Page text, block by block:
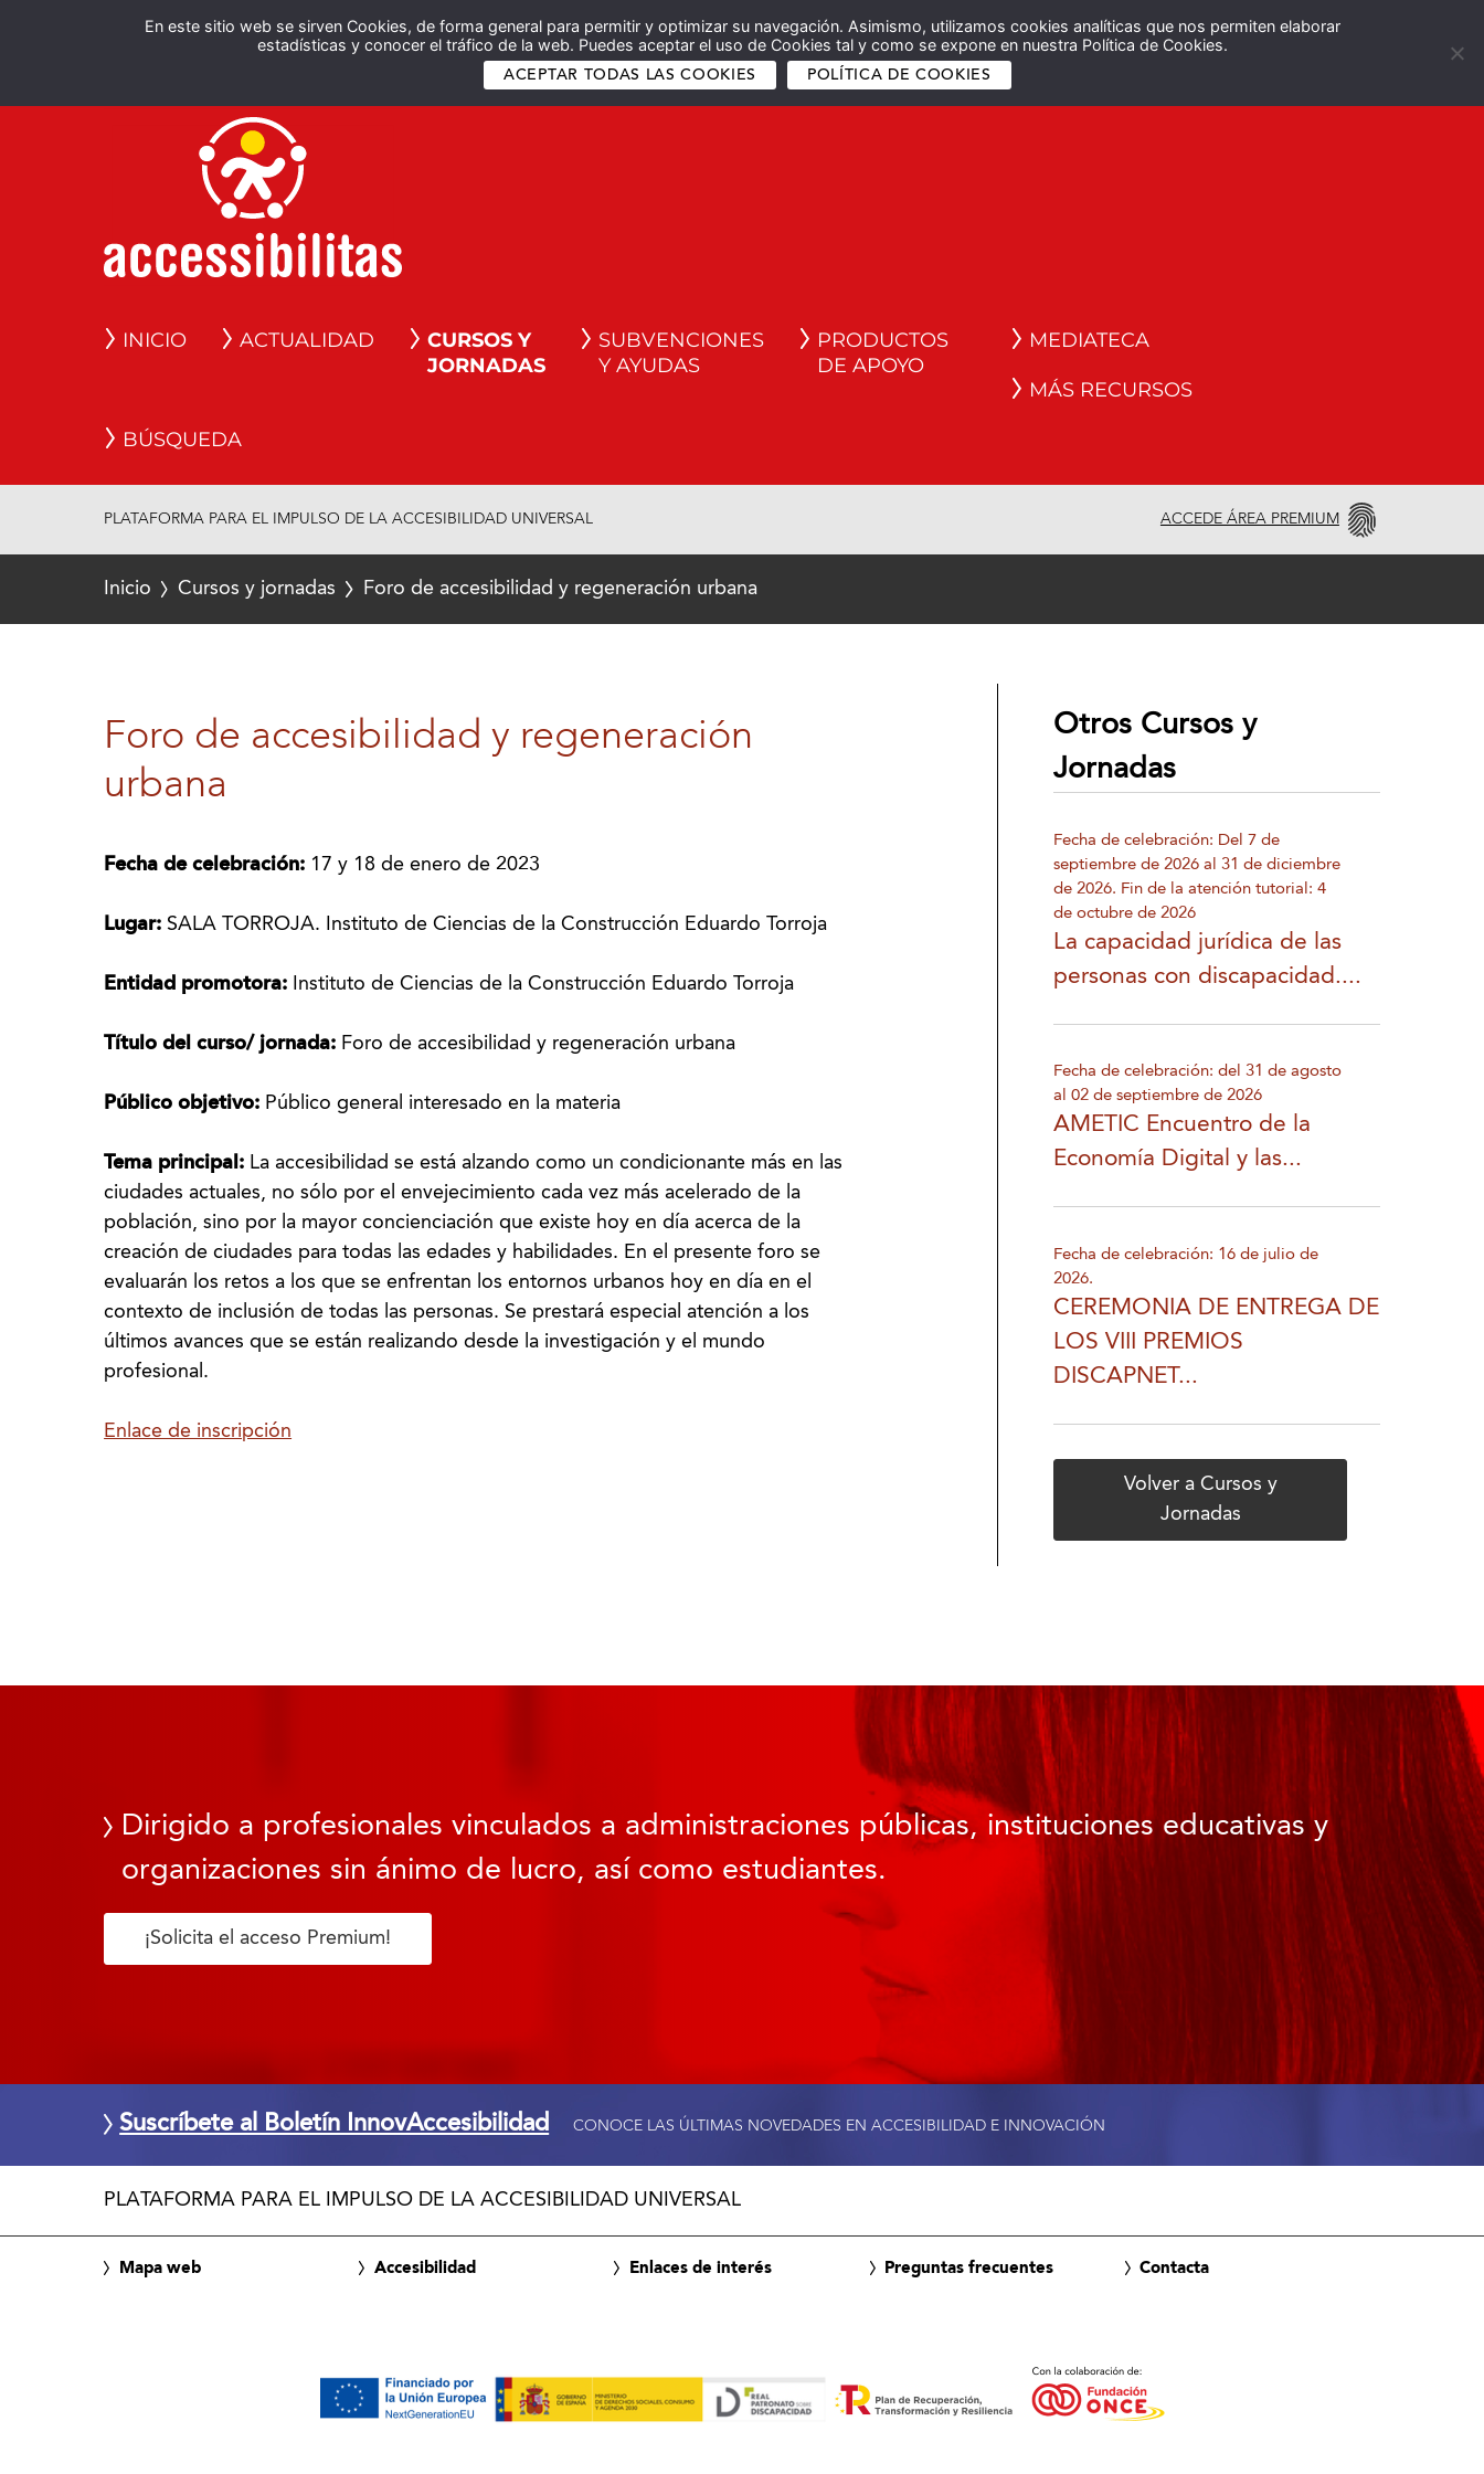
En este sitio web se sirven Cookies, de forma general para permitir y optimizar su navegación. Asimismo, utilizamos cookies analíticas que nos permiten elaborar
estadísticas y conocer el tráfico de la web. Puedes aceptar el uso de Cookies tal y como se expone en nuestra Política de Cookies.
ACEPTAR TODAS LAS COOKIES POLÍTICA DE COOKIES
Español English
INICIO ACTUALIDAD
CURSOS Y
JORNADAS
SUBVENCIONES
Y AYUDAS
PRODUCTOS
DE APOYO
MEDIATECA
MÁS RECURSOS
BÚSQUEDA
PLATAFORMA PARA EL IMPULSO DE LA ACCESIBILIDAD UNIVERSAL ACCEDE ÁREA PREMIUM
Inicio Cursos y jornadas Foro de accesibilidad y regeneración urbana
Foro de accesibilidad y regeneración
urbana
Fecha de celebración: 17 y 18 de enero de 2023
Lugar: SALA TORROJA. Instituto de Ciencias de la Construcción Eduardo Torroja
Entidad promotora: Instituto de Ciencias de la Construcción Eduardo Torroja
Título del curso/ jornada: Foro de accesibilidad y regeneración urbana
Público objetivo: Público general interesado en la materia
Tema principal: La accesibilidad se está alzando como un condicionante más en las
ciudades actuales, no sólo por el envejecimiento cada vez más acelerado de la
población, sino por la mayor concienciación que existe hoy en día acerca de la
creación de ciudades para todas las edades y habilidades. En el presente foro se
evaluarán los retos a los que se enfrentan los entornos urbanos hoy en día en el
contexto de inclusión de todas las personas. Se prestará especial atención a los
últimos avances que se están realizando desde la investigación y el mundo
profesional.
Enlace de inscripción
Otros Cursos y
Jornadas
Fecha de celebración: Del 7 de
septiembre de 2026 al 31 de diciembre
de 2026. Fin de la atención tutorial: 4
de octubre de 2026
La capacidad jurídica de las
personas con discapacidad....
Fecha de celebración: del 31 de agosto
al 02 de septiembre de 2026
AMETIC Encuentro de la
Economía Digital y las...
Fecha de celebración: 16 de julio de
2026.
CEREMONIA DE ENTREGA DE
LOS VIII PREMIOS
DISCAPNET...
Volver a Cursos y
Jornadas
Dirigido a profesionales vinculados a administraciones públicas, instituciones educativas y
organizaciones sin ánimo de lucro, así como estudiantes.
¡Solicita el acceso Premium!
Suscríbete al Boletín InnovAccesibilidad CONOCE LAS ÚLTIMAS NOVEDADES EN ACCESIBILIDAD E INNOVACIÓN
PLATAFORMA PARA EL IMPULSO DE LA ACCESIBILIDAD UNIVERSAL
Mapa web Accesibilidad Enlaces de interés Preguntas frecuentes Contacta